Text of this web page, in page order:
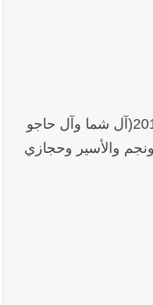
ـ وفاة نصرت خليل شما-18-2-2010(آل شما وآل حاجو
والأسير وحجازي